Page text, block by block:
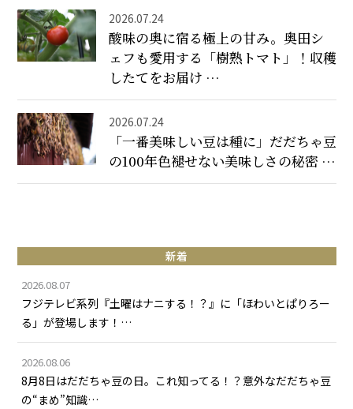
新着
2026.08.07
フジテレビ系列『土曜はナニする！？』に「ほわいとぱりろー
る」が登場します！…
2026.08.06
8月8日はだだちゃ豆の日。これ知ってる！？意外なだだちゃ豆
の“まめ”知識…
2026.07.24
酸味の奥に宿る極上の甘み。奥田シ
ェフも愛用する「樹熟トマト」！収穫
したてをお届け …
2026.07.24
「一番美味しい豆は種に」だだちゃ豆
の100年色褪せない美味しさの秘密 …